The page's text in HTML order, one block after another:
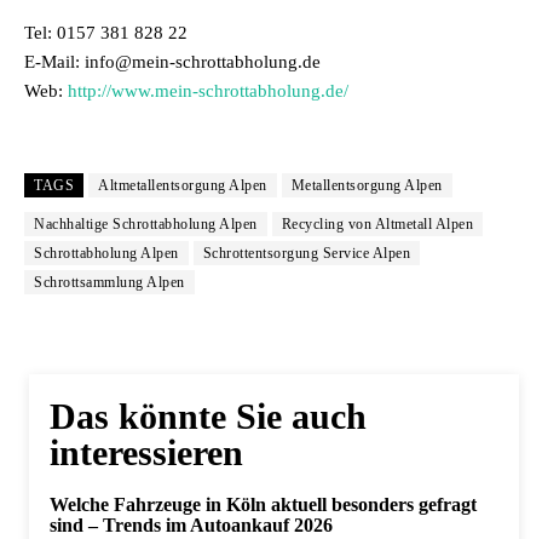
Tel: 0157 381 828 22
E-Mail: info@mein-schrottabholung.de
Web: http://www.mein-schrottabholung.de/
TAGS Altmetallentsorgung Alpen Metallentsorgung Alpen
Nachhaltige Schrottabholung Alpen
Recycling von Altmetall Alpen
Schrottabholung Alpen
Schrottentsorgung Service Alpen
Schrottsammlung Alpen
Das könnte Sie auch
interessieren
Welche Fahrzeuge in Köln aktuell besonders gefragt
sind – Trends im Autoankauf 2026